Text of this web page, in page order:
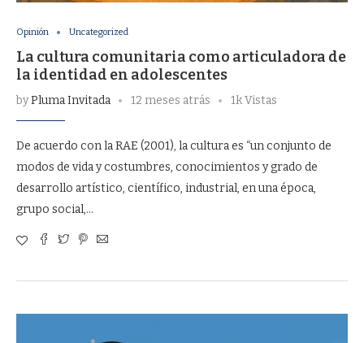
Opinión Uncategorized
La cultura comunitaria como articuladora de
la identidad en adolescentes
byPluma Invitada 12 meses atrás 1k Vistas
De acuerdo con la RAE (2001), la cultura es “un conjunto de
modos de vida y costumbres, conocimientos y grado de
desarrollo artístico, científico, industrial, en una época,
grupo social,…